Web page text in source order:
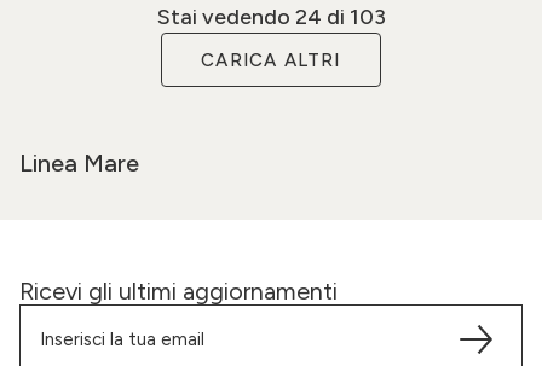
Stai vedendo 24 di 103
CARICA ALTRI
Linea Mare
Ricevi gli ultimi aggiornamenti